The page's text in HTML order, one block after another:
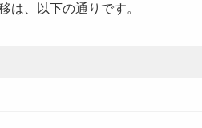
は、以下の通りです。